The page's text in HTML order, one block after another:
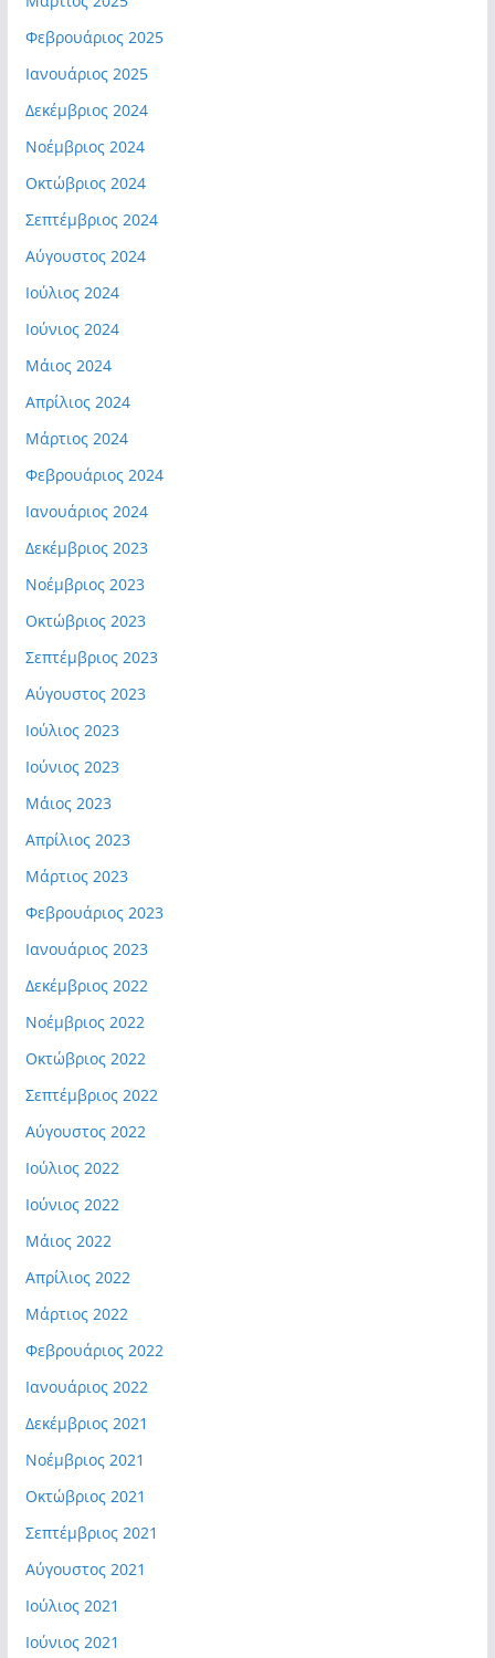
Φεβρουάριος 2025
Ιανουάριος 2025
Δεκέμβριος 2024
Νοέμβριος 2024
Οκτώβριος 2024
Σεπτέμβριος 2024
Αύγουστος 2024
Ιούλιος 2024
Ιούνιος 2024
Μάιος 2024
Απρίλιος 2024
Μάρτιος 2024
Φεβρουάριος 2024
Ιανουάριος 2024
Δεκέμβριος 2023
Νοέμβριος 2023
Οκτώβριος 2023
Σεπτέμβριος 2023
Αύγουστος 2023
Ιούλιος 2023
Ιούνιος 2023
Μάιος 2023
Απρίλιος 2023
Μάρτιος 2023
Φεβρουάριος 2023
Ιανουάριος 2023
Δεκέμβριος 2022
Νοέμβριος 2022
Οκτώβριος 2022
Σεπτέμβριος 2022
Αύγουστος 2022
Ιούλιος 2022
Ιούνιος 2022
Μάιος 2022
Απρίλιος 2022
Μάρτιος 2022
Φεβρουάριος 2022
Ιανουάριος 2022
Δεκέμβριος 2021
Νοέμβριος 2021
Οκτώβριος 2021
Σεπτέμβριος 2021
Αύγουστος 2021
Ιούλιος 2021
Ιούνιος 2021